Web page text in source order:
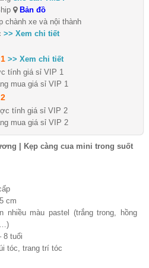
Bản đồ
chành xe và nội thành
>> Xem chi tiết
>> Xem chi tiết
tính giá sỉ VIP 1
mua giá sỉ VIP 1
tính giá sỉ VIP 2
mua giá sỉ VIP 2
| Kẹp càng cua mini trong suốt
cm
nhiều màu pastel (trắng trong, hồng
8 tuổi
tóc, trang trí tóc